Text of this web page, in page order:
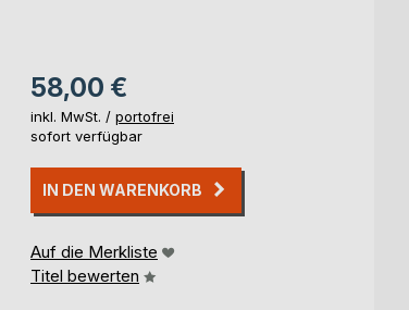
58,00 €
inkl. MwSt. / portofrei
sofort verfügbar
IN DEN WARENKORB
Auf die Merkliste
Titel bewerten